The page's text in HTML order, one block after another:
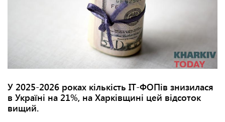
У 2025-2026 роках кількість ІТ-ФОПів знизилася
в Україні на 21%, на Харківщині цей відсоток
вищий.